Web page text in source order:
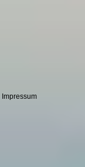
Impressum